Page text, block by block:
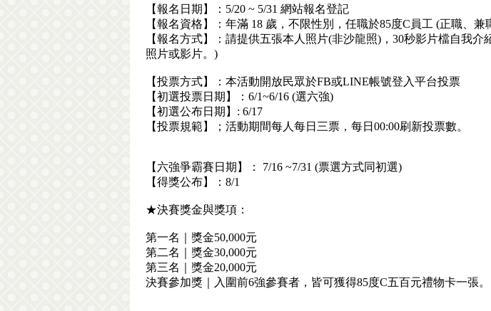
【報名日期】：5/20 ~ 5/31 網站報名登記
【報名資格】：年滿 18 歲，不限性別，任職於85度C員工 (正職、兼
【報名方式】：請提供五張本人照片(非沙龍照)，30秒影片檔自我
照片或影片。)
【投票方式】：本活動開放民眾於FB或LINE帳號登入平台投票
【初選投票日期】：6/1~6/16 (選六強)
【初選公布日期】: 6/17
【投票規範】；活動期間每人每日三票，每日00:00刷新投票數。
【六強爭霸賽日期】： 7/16 ~7/31 (票選方式同初選)
【得獎公布】：8/1
★決賽獎金與獎項：
第一名｜獎金50,000元
第二名｜獎金30,000元
第三名｜獎金20,000元
決賽參加獎｜入圍前6強參賽者，皆可獲得85度C五百元禮物卡一張。